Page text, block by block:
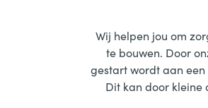
Wij helpen jou om
te bouwen. Door
gestart wordt aan
Dit kan door kleine